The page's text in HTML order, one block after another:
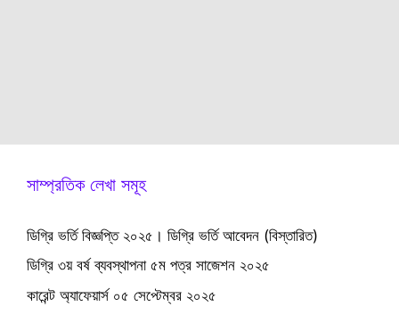
সাম্প্রতিক লেখা সমূহ
ডিগ্রি ভর্তি বিজ্ঞপ্তি ২০২৫। ডিগ্রি ভর্তি আবেদন (বিস্তারিত)
ডিগ্রি ৩য় বর্ষ ব্যবস্থাপনা ৫ম পত্র সাজেশন ২০২৫
কারেন্ট অ্যাফেয়ার্স ০৫ সেপ্টেম্বর ২০২৫